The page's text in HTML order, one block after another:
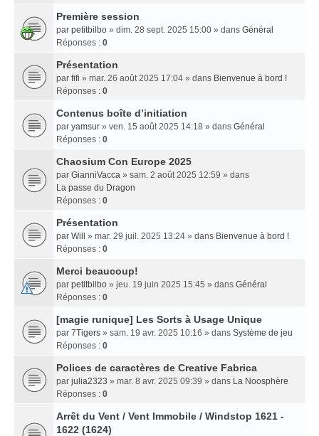
Première session
par petitbilbo » dim. 28 sept. 2025 15:00 » dans Général
Réponses : 0
Présentation
par fifi » mar. 26 août 2025 17:04 » dans Bienvenue à bord !
Réponses : 0
Contenus boîte d’initiation
par yamsur » ven. 15 août 2025 14:18 » dans Général
Réponses : 0
Chaosium Con Europe 2025
par GianniVacca » sam. 2 août 2025 12:59 » dans
La passe du Dragon
Réponses : 0
Présentation
par Will » mar. 29 juil. 2025 13:24 » dans Bienvenue à bord !
Réponses : 0
Merci beaucoup!
par petitbilbo » jeu. 19 juin 2025 15:45 » dans Général
Réponses : 0
[magie runique] Les Sorts à Usage Unique
par 7Tigers » sam. 19 avr. 2025 10:16 » dans Système de jeu
Réponses : 0
Polices de caractères de Creative Fabrica
par julia2323 » mar. 8 avr. 2025 09:39 » dans La Noosphère
Réponses : 0
Arrêt du Vent / Vent Immobile / Windstop 1621 -
1622 (1624)